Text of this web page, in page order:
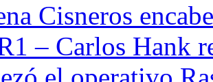
Cisneros
– Carlos Hank